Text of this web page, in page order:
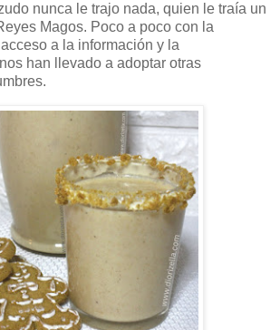
nunca le trajo nada, quien le traía un
Magos. Poco a poco con la
a la información y la
han llevado a adoptar otras